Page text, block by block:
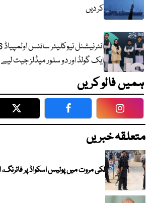
کر دیں
ایک گولڈ اور دو سلور میڈلز جیت لیے
ہمیں فالو کریں
Twitter Facebook
متعلقہ خبریں
لکی مروت میں پولیس اسکواڈ پر